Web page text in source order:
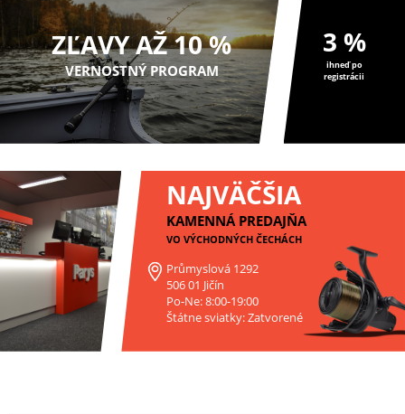
ZĽAVY AŽ 10 %
VERNOSTNÝ PROGRAM
3 %
ihneď po
registrácii
NAJVÄČŠIA
KAMENNÁ PREDAJŇA
VO VÝCHODNÝCH ČECHÁCH
Průmyslová 1292
506 01 Jičín
Po-Ne: 8:00-19:00
Štátne sviatky: Zatvorené